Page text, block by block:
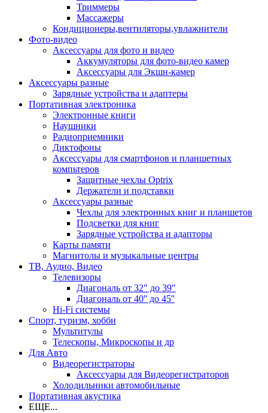
Триммеры
Массажеры
Кондиционеры,вентиляторы,увлажнители
Фото-видео
Аксессуары для фото и видео
Аккумуляторы для фото-видео камер
Аксессуары для Экшн-камер
Аксессуары разные
Зарядные устройства и адаптеры
Портативная электроника
Электронные книги
Наушники
Радиоприемники
Диктофоны
Аксессуары для смартфонов и планшетных
компьтеров
Защитные чехлы Optrix
Держатели и подставки
Аксессуары разные
Чехлы для электронных книг и планшетов
Подсветки для книг
Зарядные устройства и адапторы
Карты памяти
Магнитолы и музыкальные центры
ТВ, Аудио, Видео
Телевизоры
Диагональ от 32" до 39"
Диагональ от 40'' до 45''
Hi-Fi системы
Спорт, туризм, хобби
Мультитулы
Телескопы, Микроскопы и др
Для Авто
Видеорегистраторы
Аксессуары для Видеорегистраторов
Холодильники автомобильные
Портативная акустика
ЕЩЕ...